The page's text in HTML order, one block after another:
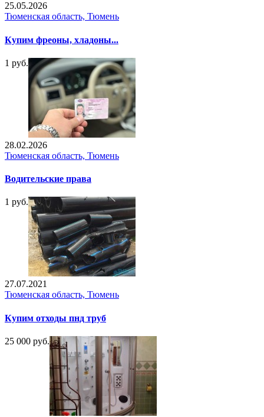
25.05.2026
Тюменская область, Тюмень
Купим фреоны, хладоны...
1 руб.
28.02.2026
Тюменская область, Тюмень
Водительские права
1 руб.
27.07.2021
Тюменская область, Тюмень
Купим отходы пнд труб
25 000 руб.